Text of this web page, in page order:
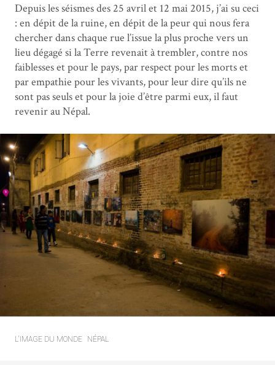
Depuis les séismes des 25 avril et 12 mai 2015, j’ai su ceci
: en dépit de la ruine, en dépit de la peur qui nous fera
chercher dans chaque rue l’issue la plus proche vers un
lieu dégagé si la Terre revenait à trembler, contre nos
faiblesses et pour le pays, par respect pour les morts et
par empathie pour les vivants, pour leur dire qu’ils ne
sont pas seuls et pour la joie d’être parmi eux, il faut
revenir au Népal.
L'IMAGE DU MONDE NÉPAL